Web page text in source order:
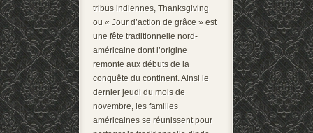
tribus indiennes, Thanksgiving
ou « Jour d’action de grâce » est
une fête traditionnelle nord-
américaine dont l’origine
remonte aux débuts de la
conquête du continent. Ainsi le
dernier jeudi du mois de
novembre, les familles
américaines se réunissent pour